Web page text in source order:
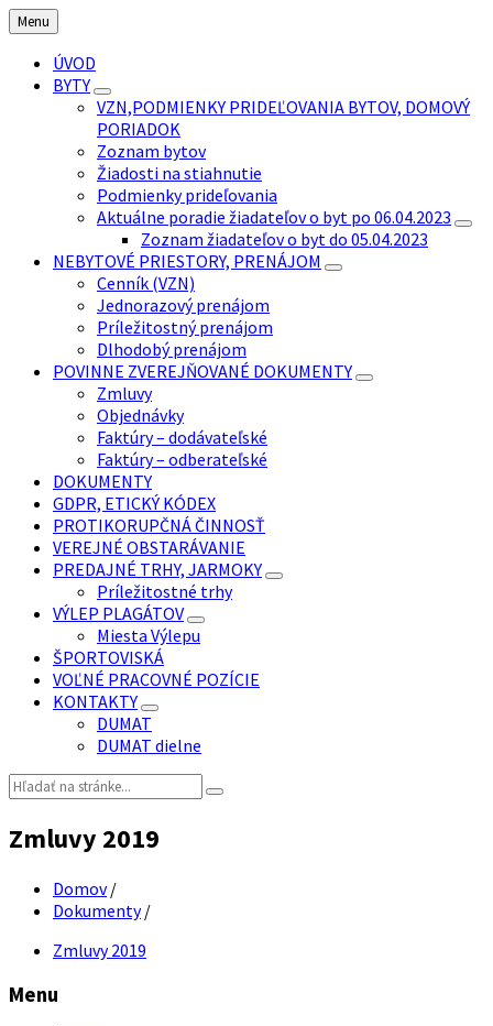
Preskočiť
na
obsah
Preskočiť
na
ľavý
panel
Preskočiť
na
pätičku
Menu
ÚVOD
BYTY
VZN,PODMIENKY PRIDEĽOVANIA BYTOV, DOMOVÝ
PORIADOK
Zoznam bytov
Žiadosti na stiahnutie
Podmienky prideľovania
Aktuálne poradie žiadateľov o byt po 06.04.2023
Zoznam žiadateľov o byt do 05.04.2023
NEBYTOVÉ PRIESTORY, PRENÁJOM
Cenník (VZN)
Jednorazový prenájom
Príležitostný prenájom
Dlhodobý prenájom
POVINNE ZVEREJŇOVANÉ DOKUMENTY
Zmluvy
Objednávky
Faktúry – dodávateľské
Faktúry – odberateľské
DOKUMENTY
GDPR, ETICKÝ KÓDEX
PROTIKORUPČNÁ ČINNOSŤ
VEREJNÉ OBSTARÁVANIE
PREDAJNÉ TRHY, JARMOKY
Príležitostné trhy
VÝLEP PLAGÁTOV
Miesta Výlepu
ŠPORTOVISKÁ
VOĽNÉ PRACOVNÉ POZÍCIE
KONTAKTY
DUMAT
DUMAT dielne
Vyhľadávanie:
Zmluvy 2019
Domov /
Dokumenty /
Zmluvy 2019
Menu